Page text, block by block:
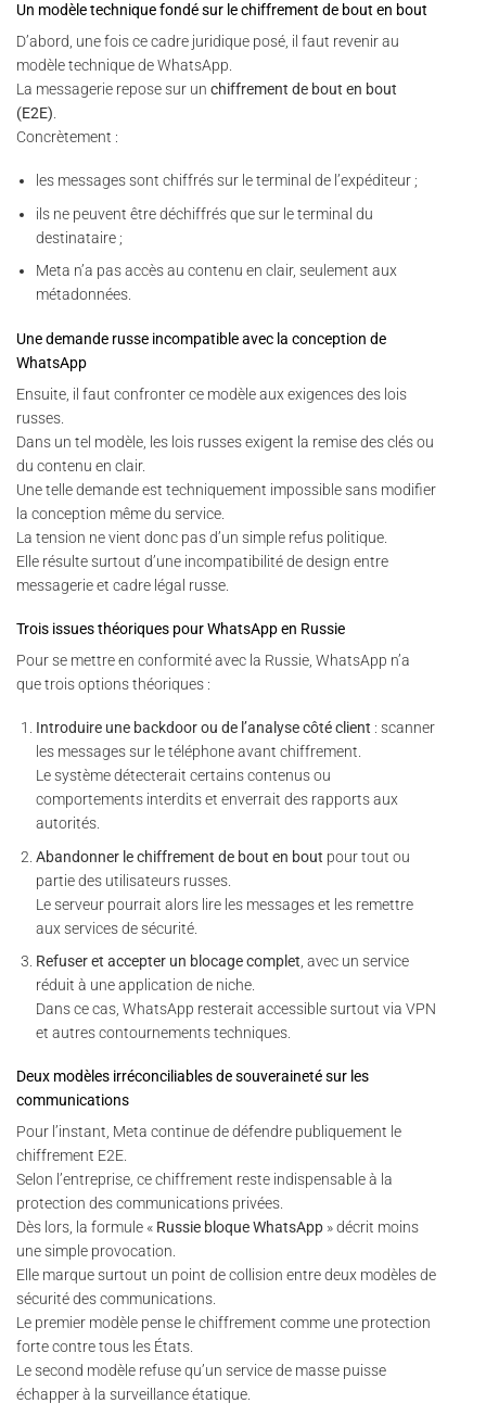
Un modèle technique fondé sur le chiffrement de bout en bout
D’abord, une fois ce cadre juridique posé, il faut revenir au
modèle technique de WhatsApp.
La messagerie repose sur un chiffrement de bout en bout
(E2E)
Concrètement :
les messages sont chiffrés sur le terminal de l’expéditeur ;
ils ne peuvent être déchiffrés que sur le terminal du
destinataire ;
Meta n’a pas accès au contenu en clair, seulement aux
métadonnées.
Une demande russe incompatible avec la conception de
WhatsApp
Ensuite, il faut confronter ce modèle aux exigences des lois
russes.
Dans un tel modèle, les lois russes exigent la remise des clés ou
du contenu en clair.
Une telle demande est techniquement impossible sans modifier
la conception même du service.
La tension ne vient donc pas d’un simple refus politique.
Elle résulte surtout d’une incompatibilité de design entre
messagerie et cadre légal russe.
Trois issues théoriques pour WhatsApp en Russie
Pour se mettre en conformité avec la Russie, WhatsApp n’a
que trois options théoriques :
Introduire une backdoor ou de l’analyse côté client : scanner
les messages sur le téléphone avant chiffrement.
Le système détecterait certains contenus ou
comportements interdits et enverrait des rapports aux
autorités.
Abandonner le chiffrement de bout en bout pour tout ou
partie des utilisateurs russes.
Le serveur pourrait alors lire les messages et les remettre
aux services de sécurité.
Refuser et accepter un blocage complet , avec un service
réduit à une application de niche.
Dans ce cas, WhatsApp resterait accessible surtout via VPN
et autres contournements techniques.
Deux modèles irréconciliables de souveraineté sur les
communications
Pour l’instant, Meta continue de défendre publiquement le
chiffrement E2E.
Selon l’entreprise, ce chiffrement reste indispensable à la
protection des communications privées.
Dès lors, la formule « Russie bloque WhatsApp » décrit moins
une simple provocation.
Elle marque surtout un point de collision entre deux modèles de
sécurité des communications.
Le premier modèle pense le chiffrement comme une protection
forte contre tous les États.
Le second modèle refuse qu’un service de masse puisse
échapper à la surveillance étatique.